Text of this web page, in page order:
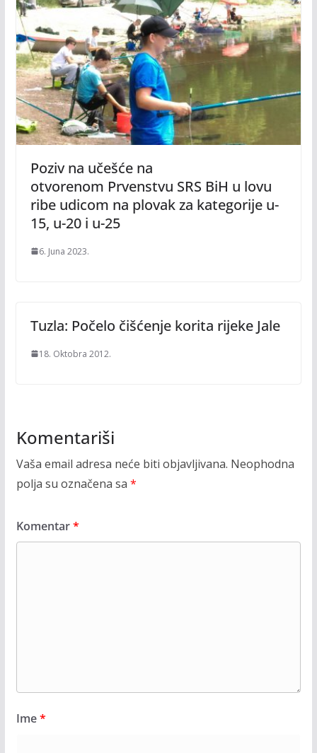
Poziv na učešće na
otvorenom Prvenstvu SRS BiH u lovu
ribe udicom na plovak za kategorije u-
15, u-20 i u-25
6. Juna 2023.
Tuzla: Počelo čišćenje korita rijeke Jale
18. Oktobra 2012.
Komentariši
Vaša email adresa neće biti objavljivana. Neophodna
polja su označena sa *
Komentar*
Ime*